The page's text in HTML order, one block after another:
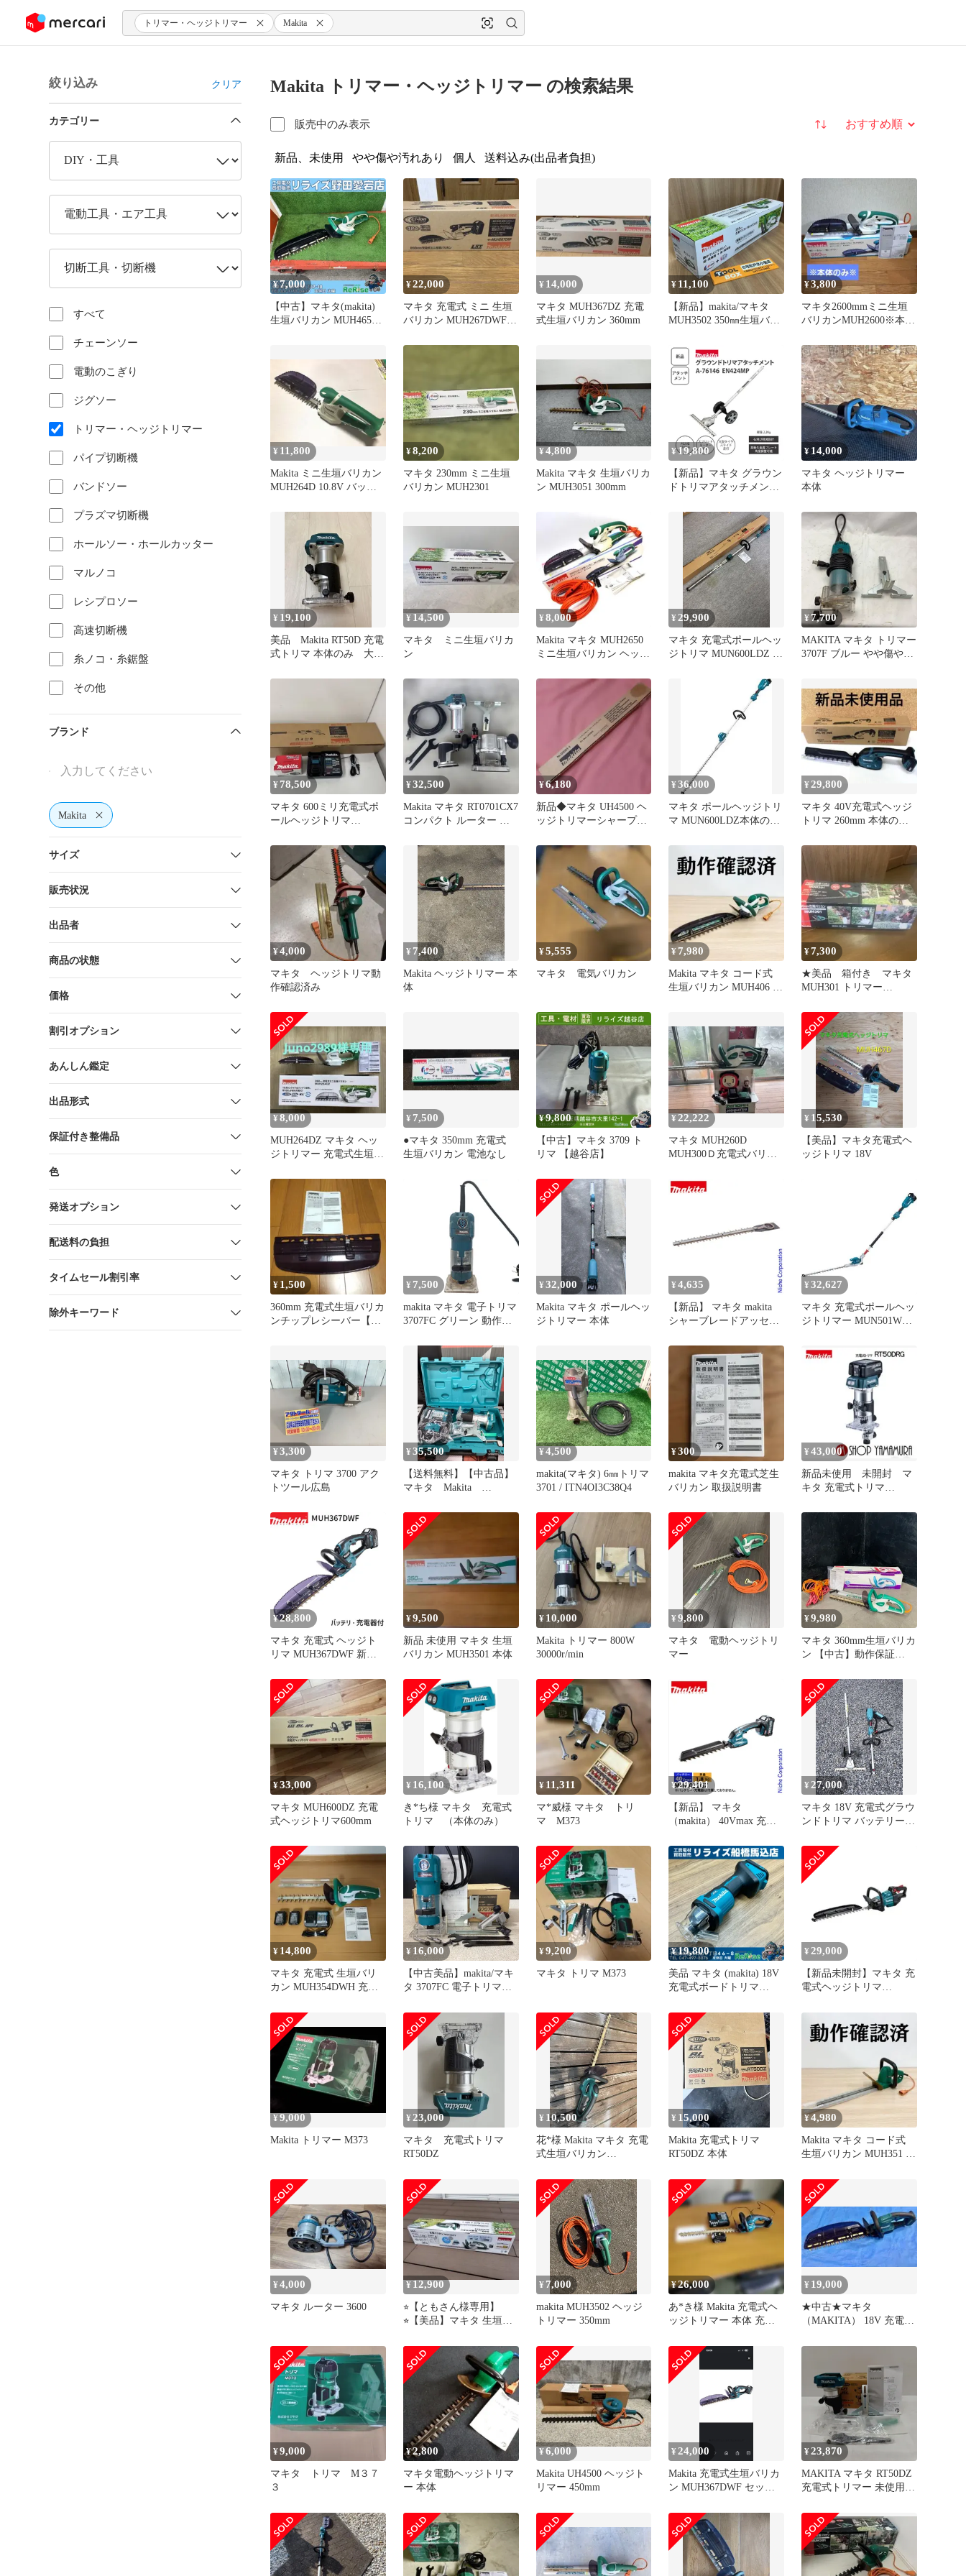
ツにスキップ トリマー・ヘッジトリマー Makita
絞り込み クリア
カテゴリー
すべて
チェーンソー
電動のこぎり
ジグソー
トリマー・ヘッジトリマー
パイプ切断機
バンドソー
プラズマ切断機
ホールソー・ホールカッター
マルノコ
レシプロソー
高速切断機
糸ノコ・糸鋸盤
その他
ブランド
Makita
サイズ
販売状況
出品者
商品の状態
価格
割引オプション
あんしん鑑定
出品形式
保証付き整備品
色
発送オプション
配送料の負担
タイムセール割引率
除外キーワード
Makita トリマー・ヘッジトリマー の検索結果
販売中のみ表示 並び替え
新品、未使用 やや傷や汚れあり 個人 送料込み(出品者負担)
¥7,000
【中古】マキタ(makita)
生垣バリカン MUH4652
¥22,000
マキタ 充電式 ミニ 生垣
バリカン MUH267DWF
¥ 14,000
マキタ MUH367DZ 充電
式生垣バリカン 360mm
¥ 11,100
【新品】makita/マキタ
MUH3502 350㎜生垣バリ
¥3,800
マキタ2600mmミニ生垣
バリカンMUH2600※本体
なし
¥ 11,800
Makita ミニ生垣バリカン
MUH264D 10.8V バッテ
¥8,200
マキタ 230mm ミニ生垣
バリカン MUH2301
¥4,800
Makita マキタ 生垣バリカ
ン MUH3051 300mm
¥19,800
【新品】マキタ グラウン
ドトリマアタッチメント
ット式刈払機用 ＜宅配便
¥ 14,000
マキタ ヘッジトリマー
本体
¥ 19,100
美品 Makita RT50D 充電
式トリマ 本体のみ 大
¥ 14,500
マキタ ミニ生垣バリカ
ン
¥ 8,000
Makita マキタ MUH2650
ミニ生垣バリカン ヘッジ
¥ 29,900
マキタ 充電式ポールヘッ
ジトリマ MUN600LDZ 本
¥7,700
MAKITA マキタ トリマー
3707F ブルー やや傷や汚
¥ 78,500
マキタ 600ミリ充電式ポ
ールヘッジトリマ
テリー付
¥32,500
Makita マキタ RT0701CX7
コンパクト ルーター セ
¥6,180
新品◆マキタ UH4500 ヘ
ッジトリマーシャープレ
¥36,000
マキタ ポールヘッジトリ
マ MUN600LDZ本体のみ
¥ 29,800
マキタ 40V充電式ヘッジ
トリマ 260mm 本体のみ
¥4,000
マキタ ヘッジトリマ動
作確認済み
¥ 7,400
Makita ヘッジトリマー 本
体
¥5,555
マキタ 電気バリカン
¥7,980
Makita マキタ コード式
生垣バリカン MUH406 動
¥7,300
★美品 箱付き マキタ
MUH301 トリマー
¥8,000
MUH264DZ マキタ ヘッ
ジトリマー 充電式生垣バ
¥ 7,500
●マキタ 350mm 充電式
生垣バリカン 電池なし
¥9,800
【中古】マキタ 3709 ト
リマ 【越谷店】
¥ 22,222
マキタ MUH260D
MUH300Ｄ充電式バリカ
ト
¥ 15,530
【美品】マキタ充電式ヘ
ッジトリマ 18V
¥ 1,500
360mm 充電式生垣バリカ
ンチップレシーバー【未
¥ 7,500
makita マキタ 電子トリマ
3707FC グリーン 動作確
12607K36
¥32,000
Makita マキタ ポールヘッ
ジトリマー 本体
¥ 4,635
【新品】 マキタ makita
シャーブレードアッセン
レード A-49909 ヘッジト
リマ 替刃 ヘッジトリマ
ー 替え刃 刃 アクセサリ
¥ 32,627
マキタ 充電式ポールヘッ
ジトリマー MUN501WDZ
¥3,300
マキタ トリマ 3700 アク
トツール広島
¥35,500
【送料無料】【中古品】
マキタ Makita
充電器・ケース付【ハン
ズクラフト島根出雲】
¥4,500
makita(マキタ) 6㎜トリマ
3701 / ITN4OI3C38Q4
¥300
makita マキタ充電式芝生
バリカン 取扱説明書
¥ 43,000
新品未使用 未開封 マ
キタ 充電式トリマ
テリ付き
¥28,800
マキタ 充電式 ヘッジト
リマ MUH367DWF 新・
3.0Ah【バッテリ・充電
器 付属】 makita 電動 コ
ードレス DIY ガーデニン
グ 園芸 家庭用 業務用 ヘ
ッジトリマー
¥9,500
新品 未使用 マキタ 生垣
バリカン MUH3501 本体
¥ 10,000
Makita トリマー 800W
30000r/min
¥9,800
マキタ 電動ヘッジトリ
マー
¥9,980
マキタ 360mm生垣バリカ
ン 【中古】動作保証
植木 園芸/517612
¥33,000
マキタ MUH600DZ 充電
式ヘッジトリマ600mm
¥ 16,100
き*ち様 マキタ 充電式
トリマ （本体のみ）
¥ 11,311
マ*威様 マキタ トリ
マ M373
¥29,401
【新品】 マキタ
（makita） 40Vmax 充電
本体のみ MUH022GZ ヘ
ッジトリマ 充電式 バッ
テリー式 剪定 バッテ
リ・充電器別売 純正品
¥ 27,000
マキタ 18V 充電式グラウ
ンドトリマ バッテリー充
¥ 14,800
マキタ 充電式 生垣バリ
カン MUH354DWH 充電
¥ 16,000
【中古美品】makita/マキ
タ 3707FC 電子トリマ
¥9,200
マキタ トリマ M373
¥19,800
美品 マキタ (makita) 18V
充電式ボードトリマ
橋馬込店】
¥ 29,000
【新品未開封】マキタ 充
電式ヘッジトリマ
¥9,000
Makita トリマー M373
¥23,000
マキタ 充電式トリマ
RT50DZ
¥ 10,500
花*様 Makita マキタ 充電
式生垣バリカン
¥ 15,000
Makita 充電式トリマ
RT50DZ 本体
¥4,980
Makita マキタ コード式
生垣バリカン MUH351 動
¥4,000
マキタ ルーター 3600
¥ 12,900
⭐︎【ともさん様専用】
⭐︎【美品】マキタ 生垣バ
MUH3653
¥ 7,000
makita MUH3502 ヘッジ
トリマー 350mm
¥26,000
あ*き様 Makita 充電式ヘ
ッジトリマー 本体 充電
¥ 19,000
★中古★マキタ
（MAKITA） 18V 充電式
★MUH408DZ★
¥9,000
マキタ トリマ M３７
３
¥2,800
マキタ電動ヘッジトリマ
ー 本体
¥6,000
Makita UH4500 ヘッジト
リマー 450mm
¥24,000
Makita 充電式生垣バリカ
ン MUH367DWF セット
¥23,870
MAKITA マキタ RT50DZ
充電式トリマー 未使用品
式 18v RT50DZ ブルー